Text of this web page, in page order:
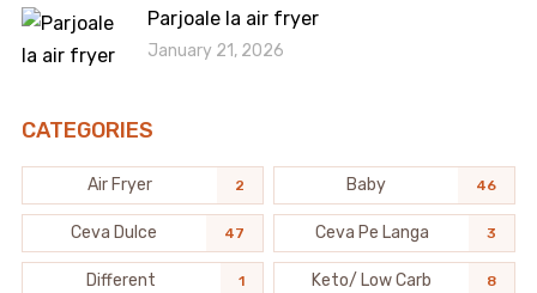
Parjoale la air fryer
January 21, 2026
CATEGORIES
Air Fryer 2 Baby 46
Ceva Dulce 47 Ceva Pe Langa 3
Different 1 Keto/ Low Carb 8